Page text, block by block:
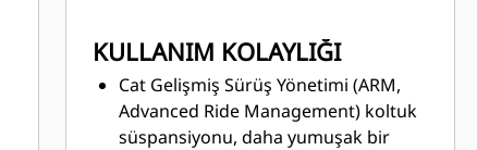
KULLANIM KOLAYLIĞI
Cat Gelişmiş Sürüş Yönetimi (ARM,
Advanced Ride Management) koltuk
süspansiyonu, daha yumuşak bir